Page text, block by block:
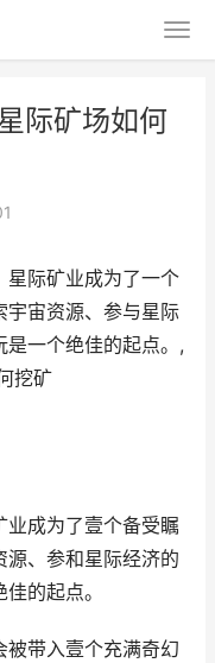
际矿场如何
星际矿业成为了一个
宇宙资源、参与星际
一个绝佳的起点。,
挖矿
成为了壹个备受瞩
源、参和星际经济的
的起点。
带入壹个充满奇幻